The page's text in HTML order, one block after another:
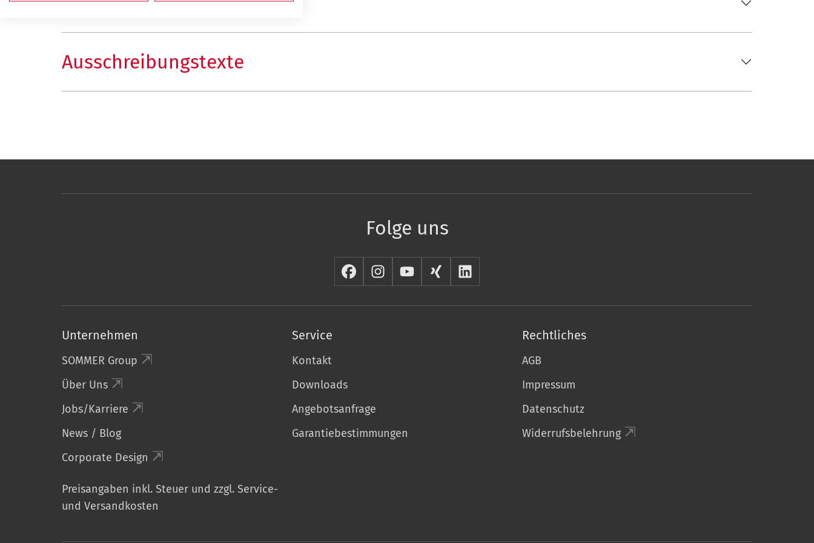
Ausschreibungstexte
Folge uns
Unternehmen
SOMMER Group
Über Uns
Jobs/Karriere
News / Blog
Corporate Design
Service
Kontakt
Downloads
Angebotsanfrage
Garantiebestimmungen
Rechtliches
AGB
Impressum
Datenschutz
Widerrufsbelehrung
Preisangaben inkl. Steuer und zzgl. Service-
und Versandkosten